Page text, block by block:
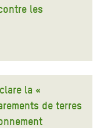
les
la «
de terres